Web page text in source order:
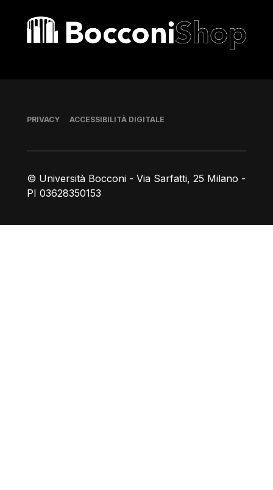
Bocconi shop
© Università Bocconi - Via Sarfatti, 25 Milano -
PI 03628350153
Piè di pagina
PRIVACY ACCESSIBILITÀ DIGITALE